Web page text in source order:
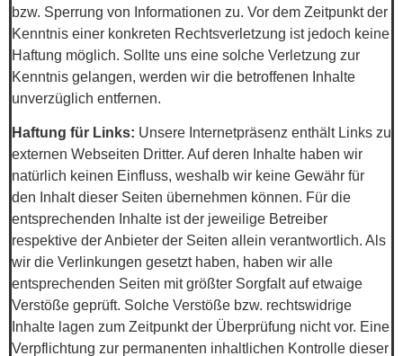
bzw. Sperrung von Informationen zu. Vor dem Zeitpunkt der
Kenntnis einer konkreten Rechtsverletzung ist jedoch keine
Haftung möglich. Sollte uns eine solche Verletzung zur
Kenntnis gelangen, werden wir die betroffenen Inhalte
unverzüglich entfernen.
Haftung für Links: Unsere Internetpräsenz enthält Links zu
externen Webseiten Dritter. Auf deren Inhalte haben wir
natürlich keinen Einfluss, weshalb wir keine Gewähr für
den Inhalt dieser Seiten übernehmen können. Für die
entsprechenden Inhalte ist der jeweilige Betreiber
respektive der Anbieter der Seiten allein verantwortlich. Als
wir die Verlinkungen gesetzt haben, haben wir alle
entsprechenden Seiten mit größter Sorgfalt auf etwaige
Verstöße geprüft. Solche Verstöße bzw. rechtswidrige
Inhalte lagen zum Zeitpunkt der Überprüfung nicht vor. Eine
Verpflichtung zur permanenten inhaltlichen Kontrolle dieser